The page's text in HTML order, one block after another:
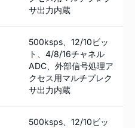
サ出力内蔵
500ksps、12/10ビッ
ト、4/8/16チャネル
ADC、外部信号処理ア
クセス用マルチプレク
サ出力内蔵
500ksps、12/10ビッ